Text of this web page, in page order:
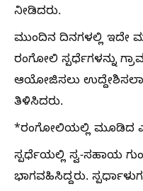
ನೀಡಿದರು.
ಮುಂದಿನ ದಿನಗಳಲ್ಲಿ
ರಂಗೋಲಿ ಸ್ಪರ್ಧೆಗಳನ್ನು
ಆಯೋಜಿಸಲು
ತಿಳಿಸಿದರು.
*ರಂಗೋಲಿಯಲ್ಲಿ ಮೂಡಿದ
ಸ್ಪರ್ಧೆಯಲ್ಲಿ ಸ್ವ-ಸಹಾಯ
ಭಾಗವಹಿಸಿದ್ದರು.